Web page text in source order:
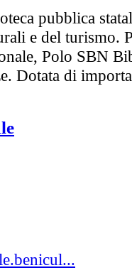
pubblica
e del turismo.
Polo SBN
Dotata di